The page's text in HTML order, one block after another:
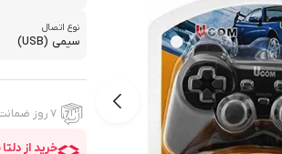
نوع اتصال
سیمی (USB)
۷ روز ضمانت بازگشت کالا